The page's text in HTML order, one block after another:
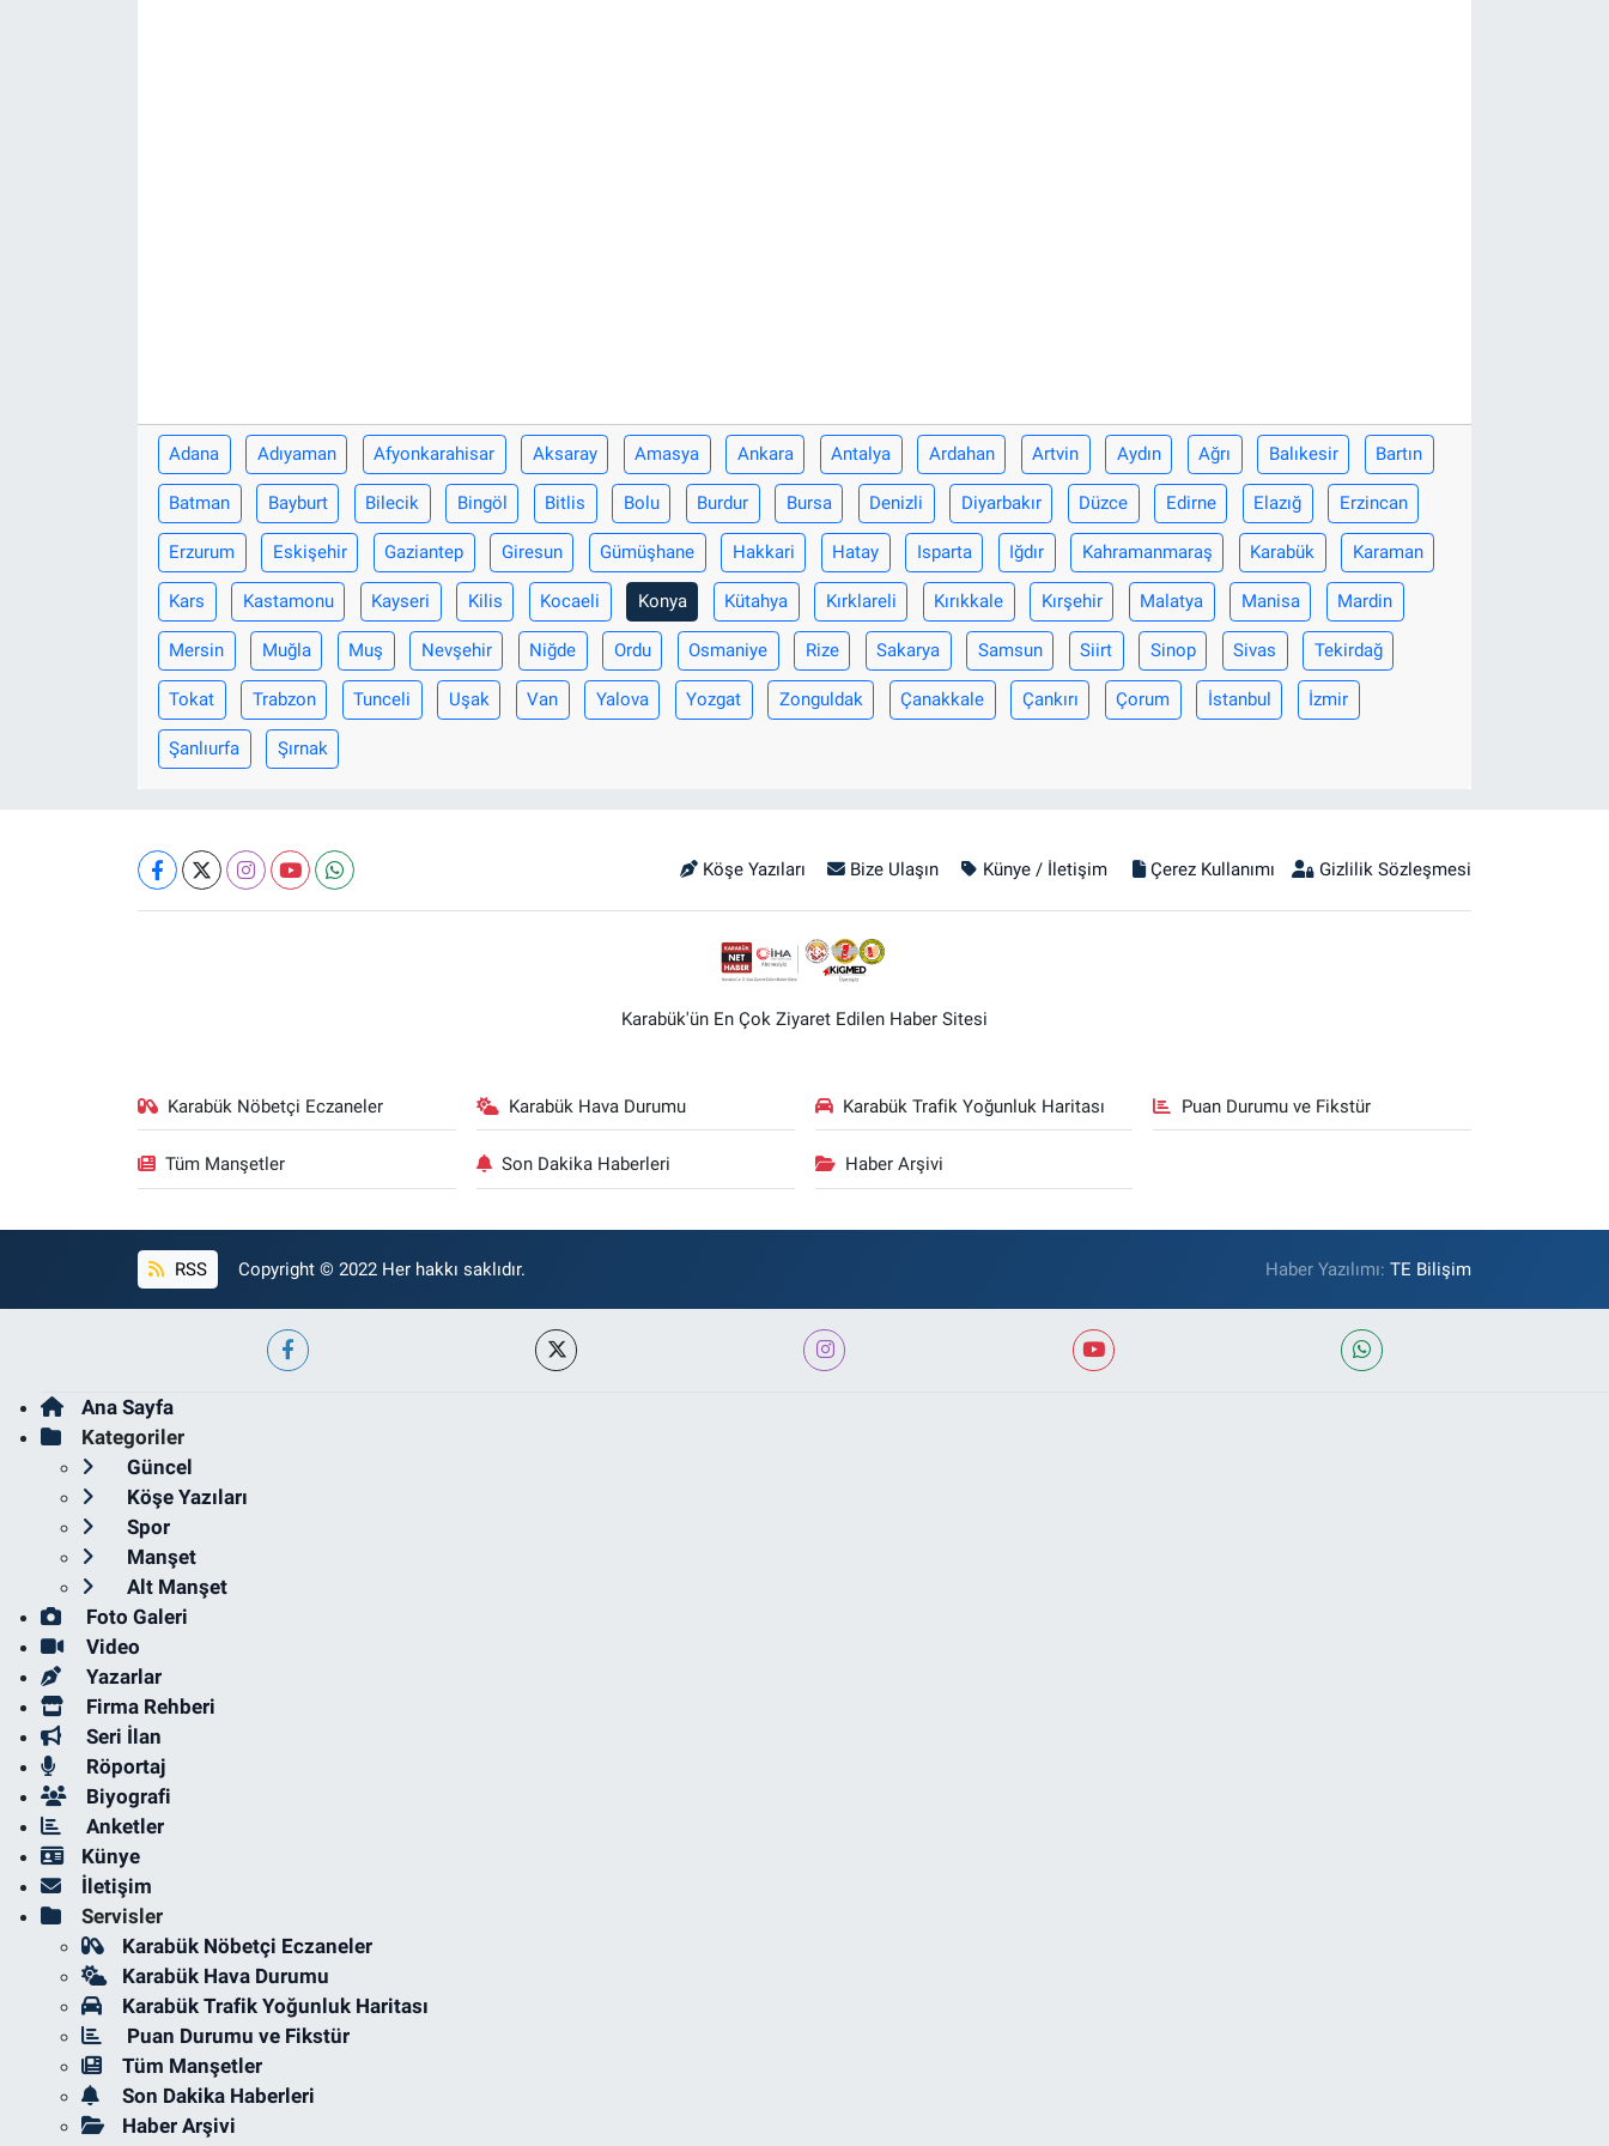
Adana Adıyaman Afyonkarahisar Aksaray Amasya Ankara Antalya Ardahan Artvin Aydın Ağrı Balıkesir Bartın
Batman Bayburt Bilecik Bingöl Bitlis Bolu Burdur Bursa Denizli Diyarbakır Düzce Edirne Elazığ Erzincan
Erzurum Eskişehir Gaziantep Giresun Gümüşhane Hakkari Hatay Isparta Iğdır Kahramanmaraş Karabük Karaman
Kars Kastamonu Kayseri Kilis Kocaeli Konya Kütahya Kırklareli Kırıkkale Kırşehir Malatya Manisa Mardin
Mersin Muğla Muş Nevşehir Niğde Ordu Osmaniye Rize Sakarya Samsun Siirt Sinop Sivas Tekirdağ
Tokat Trabzon Tunceli Uşak Van Yalova Yozgat Zonguldak Çanakkale Çankırı Çorum İstanbul İzmir
Şanlıurfa Şırnak
Köşe Yazıları Bize Ulaşın Künye / İletişim Çerez Kullanımı Gizlilik Sözleşmesi
Karabük'ün En Çok Ziyaret Edilen Haber Sitesi
Karabük Nöbetçi Eczaneler Karabük Hava Durumu Karabük Trafik Yoğunluk Haritası Puan Durumu ve Fikstür
Tüm Manşetler Son Dakika Haberleri Haber Arşivi
RSS Copyright © 2022 Her hakkı saklıdır. Haber Yazılımı:TE Bilişim
Ana Sayfa
Kategoriler
Güncel
Köşe Yazıları
Spor
Manşet
Alt Manşet
Foto Galeri
Video
Yazarlar
Firma Rehberi
Seri İlan
Röportaj
Biyografi
Anketler
Künye
İletişim
Servisler
Karabük Nöbetçi Eczaneler
Karabük Hava Durumu
Karabük Trafik Yoğunluk Haritası
Puan Durumu ve Fikstür
Tüm Manşetler
Son Dakika Haberleri
Haber Arşivi